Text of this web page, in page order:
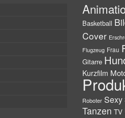
Basketball
Cover
Flugzeug Frau
Gitarre
Kurzfilm
Roboter Sexy
Tanzen TV